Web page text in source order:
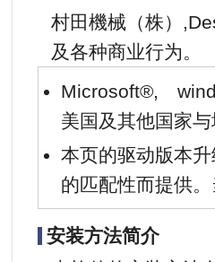
村田機械（株）
及各种商业行为。
Microsoft®,
美国及其他国家
本页的驱动版本
的匹配性而提供
安装方法简介